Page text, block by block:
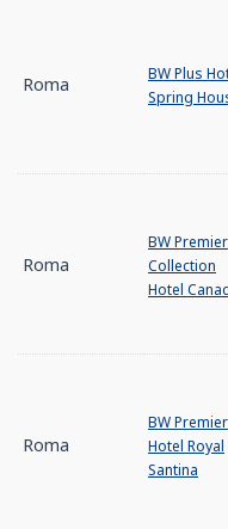
Roma
BW Plus
Spring
Roma
BW Premier
Collection
Hotel
Roma
BW Premier
Hotel Royal
Santina